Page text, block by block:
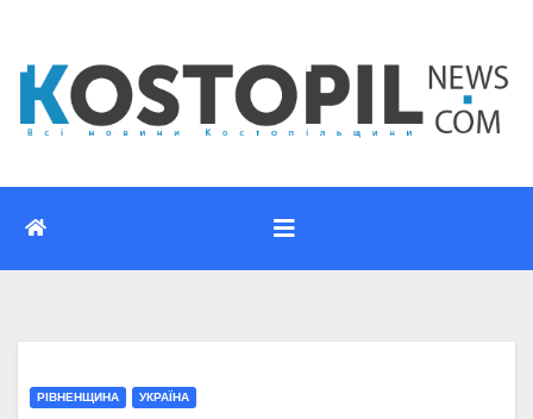
вмісту
РІВНЕНЩИНА УКРАЇНА